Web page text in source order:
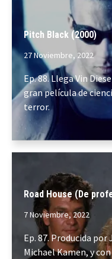
Pitch Black (2000)
27 Noviembre, 2022
Ep. 88. Llega Vin
gran película de
terror.
Road House (De
7 Noviembre, 2022
Ep. 87. Producida por
Michael Kamen, y